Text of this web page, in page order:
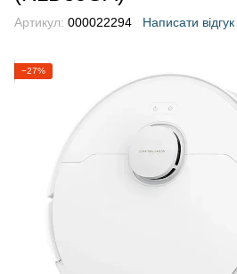
Артикул: 000022294 Написати відгук
−27%